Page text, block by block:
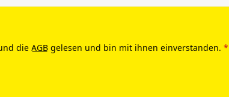
die AGB gelesen und bin mit ihnen einverstanden. *